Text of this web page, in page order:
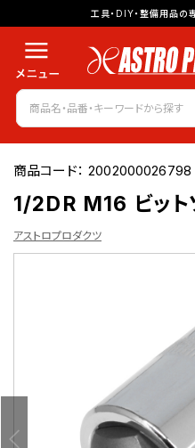
工具・DIY・整備用品の
商品コード：2002000026798
1/2DR M16 ビット
アストロプロダクツ